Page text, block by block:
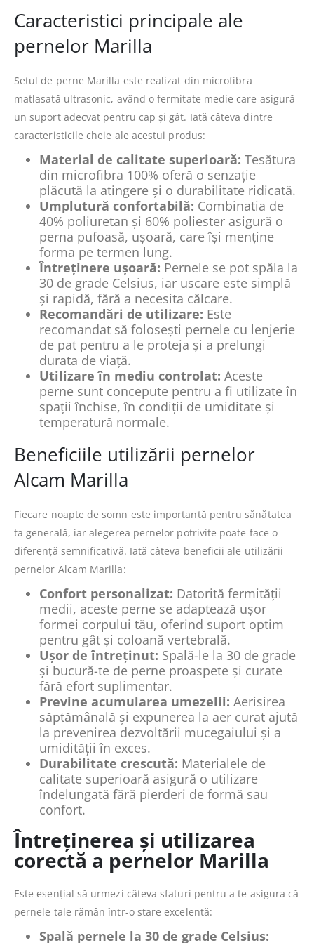
Caracteristici principale ale
pernelor Marilla
Setul de perne Marilla este realizat din microfibra
matlasată ultrasonic, având o fermitate medie care asigură
un suport adecvat pentru cap și gât. Iată câteva dintre
caracteristicile cheie ale acestui produs:
Material de calitate superioară: Tesătura
din microfibra 100% oferă o senzație
plăcută la atingere și o durabilitate ridicată.
Umplutură confortabilă: Combinatia de
40% poliuretan și 60% poliester asigură o
perna pufoasă, ușoară, care își menține
forma pe termen lung.
Întreținere ușoară: Pernele se pot spăla la
30 de grade Celsius, iar uscare este simplă
și rapidă, fără a necesita călcare.
Recomandări de utilizare: Este
recomandat să folosești pernele cu lenjerie
de pat pentru a le proteja și a prelungi
durata de viață.
Utilizare în mediu controlat: Aceste
perne sunt concepute pentru a fi utilizate în
spații închise, în condiții de umiditate și
temperatură normale.
Beneficiile utilizării pernelor
Alcam Marilla
Fiecare noapte de somn este importantă pentru sănătatea
ta generală, iar alegerea pernelor potrivite poate face o
diferență semnificativă. Iată câteva beneficii ale utilizării
pernelor Alcam Marilla:
Confort personalizat: Datorită fermității
medii, aceste perne se adaptează ușor
formei corpului tău, oferind suport optim
pentru gât și coloană vertebrală.
Ușor de întreținut: Spală-le la 30 de grade
și bucură-te de perne proaspete și curate
fără efort suplimentar.
Previne acumularea umezelii: Aerisirea
săptămânală și expunerea la aer curat ajută
la prevenirea dezvoltării mucegaiului și a
umidității în exces.
Durabilitate crescută: Materialele de
calitate superioară asigură o utilizare
îndelungată fără pierderi de formă sau
confort.
Întreținerea și utilizarea
corectă a pernelor Marilla
Este esențial să urmezi câteva sfaturi pentru a te asigura că
pernele tale rămân într-o stare excelentă:
Spală pernele la 30 de grade Celsius: